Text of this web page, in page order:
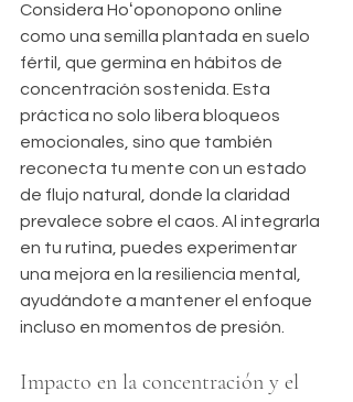
Considera Hoʻoponopono online
como una semilla plantada en suelo
fértil, que germina en hábitos de
concentración sostenida. Esta
práctica no solo libera bloqueos
emocionales, sino que también
reconecta tu mente con un estado
de flujo natural, donde la claridad
prevalece sobre el caos. Al integrarla
en tu rutina, puedes experimentar
una mejora en la resiliencia mental,
ayudándote a mantener el enfoque
incluso en momentos de presión.
Impacto en la concentración y el